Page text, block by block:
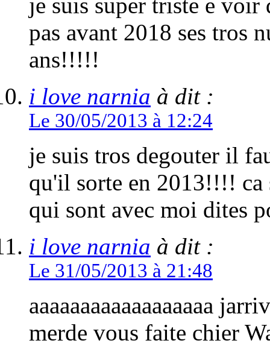
pas avant 2018 ses tros
ans!!!!!
i love narnia à dit :
Le 30/05/2013 à 12:24
je suis tros degouter il
qu'il sorte en 2013!!!! ca
qui sont avec moi
i love narnia à dit :
Le 31/05/2013 à 21:48
aaaaaaaaaaaaaaaaaa
merde vous faite chier